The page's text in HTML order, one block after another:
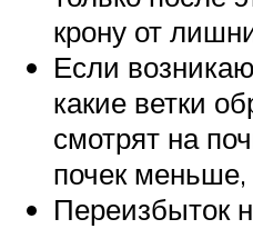
крону от
Если
какие ветки
смотрят на
почек меньше,
Переизбыток